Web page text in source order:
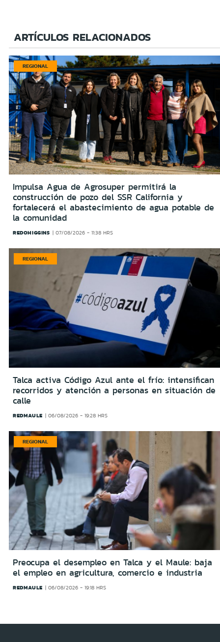
ARTÍCULOS RELACIONADOS
REGIONAL
Impulsa Agua de Agrosuper permitirá la
construcción de pozo del SSR California y
fortalecerá el abastecimiento de agua potable de
la comunidad
REDOHIGGINS 07/08/2026 - 11:38 HRS
REGIONAL
Talca activa Código Azul ante el frío: intensifican
recorridos y atención a personas en situación de
calle
REDMAULE 06/08/2026 - 19:28 HRS
REGIONAL
Preocupa el desempleo en Talca y el Maule: baja
el empleo en agricultura, comercio e industria
REDMAULE 06/08/2026 - 19:18 HRS